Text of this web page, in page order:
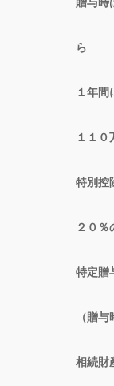
ら
１年間
１１０
特別控
２０％
特定贈
（贈
相続財